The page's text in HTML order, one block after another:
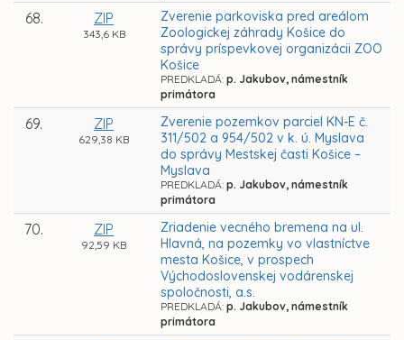
68. ZIP
343,6 KB
Zverenie parkoviska pred areálom
Zoologickej záhrady Košice do
správy príspevkovej organizácii ZOO
Košice
PREDKLADÁ: p. Jakubov, námestník
primátora
69. ZIP
629,38 KB
Zverenie pozemkov parciel KN-E č.
311/502 a 954/502 v k. ú. Myslava
do správy Mestskej časti Košice –
Myslava
PREDKLADÁ: p. Jakubov, námestník
primátora
70. ZIP
92,59 KB
Zriadenie vecného bremena na ul.
Hlavná, na pozemky vo vlastníctve
mesta Košice, v prospech
Východoslovenskej vodárenskej
spoločnosti, a.s.
PREDKLADÁ: p. Jakubov, námestník
primátora